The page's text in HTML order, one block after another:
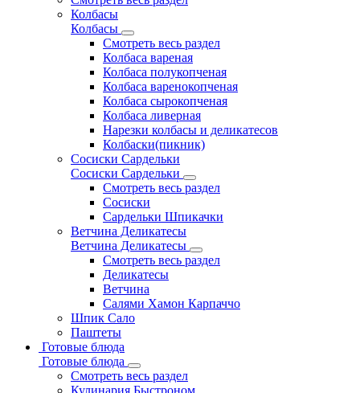
Колбасы
Колбасы
Смотреть весь раздел
Колбаса вареная
Колбаса полукопченая
Колбаса варенокопченая
Колбаса сырокопченая
Колбаса ливерная
Нарезки колбасы и деликатесов
Колбаски(пикник)
Сосиски Сардельки
Сосиски Сардельки
Смотреть весь раздел
Сосиски
Сардельки Шпикачки
Ветчина Деликатесы
Ветчина Деликатесы
Смотреть весь раздел
Деликатесы
Ветчина
Салями Хамон Карпаччо
Шпик Сало
Паштеты
Готовые блюда
Готовые блюда
Смотреть весь раздел
Кулинария Быстроном